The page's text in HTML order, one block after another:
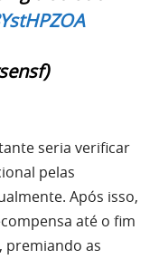
seria verificar
pelas
Após isso,
até o fim
premiando as